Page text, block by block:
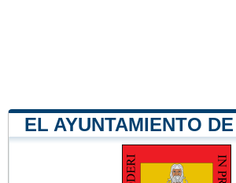
EL AYUNTAMIENTO